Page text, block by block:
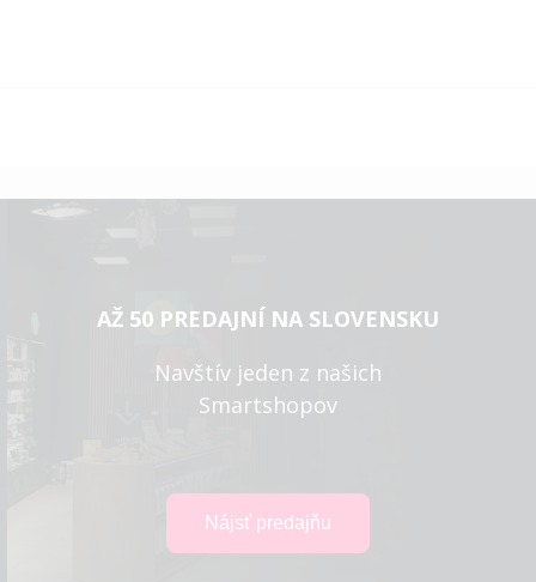
AŽ 50 PREDAJNÍ NA SLOVENSKU
Navštív jeden z našich
Smartshopov